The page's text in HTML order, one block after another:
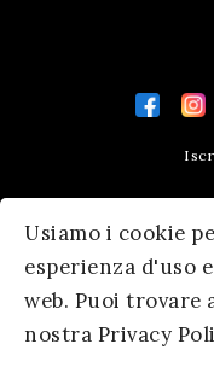
Usiamo i cookie
esperienza d'uso
web. Puoi
nostra Privacy